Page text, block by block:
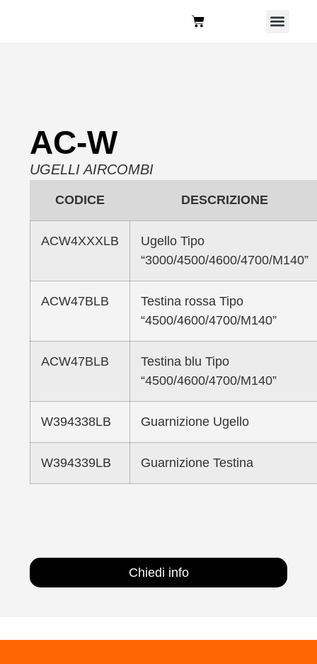
AC-W
UGELLI AIRCOMBI
CODICE DESCRIZIONE
ACW4XXXLB
Ugello Tipo
“3000/4500/4600/4700/M140”
ACW47BLB
Testina rossa Tipo
“4500/4600/4700/M140”
ACW47BLB
Testina blu Tipo
“4500/4600/4700/M140”
W394338LB Guarnizione Ugello
W394339LB Guarnizione Testina
Chiedi info